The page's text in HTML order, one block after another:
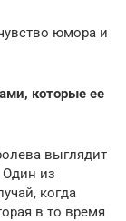
юмора и
которые ее
выглядит
Один из
когда
в то время